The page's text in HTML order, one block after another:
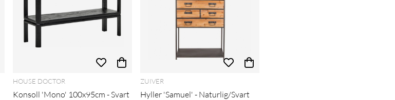
HOUSE DOCTOR
Konsoll 'Mono' 100x95cm - Svart
ZUIVER
Hyller 'Samuel' - Naturlig/Svart